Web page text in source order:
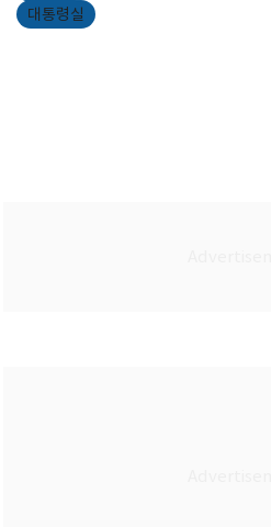
대통령실